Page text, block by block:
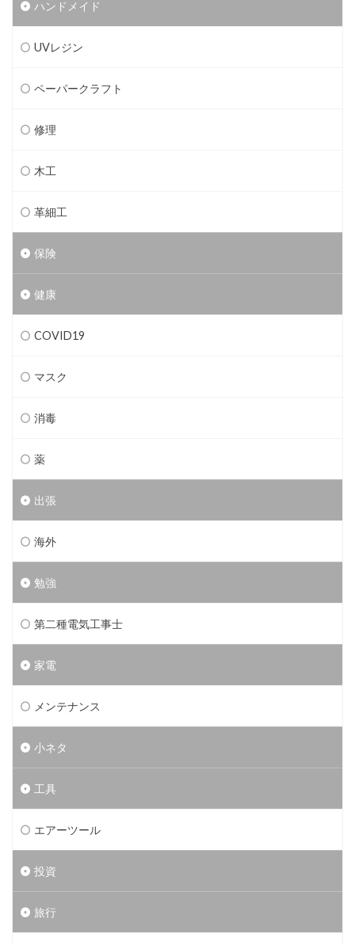
ハンドメイド
UVレジン
ペーパークラフト
修理
木工
革細工
保険
健康
COVID19
マスク
消毒
薬
出張
海外
勉強
第二種電気工事士
家電
メンテナンス
小ネタ
工具
エアーツール
投資
旅行